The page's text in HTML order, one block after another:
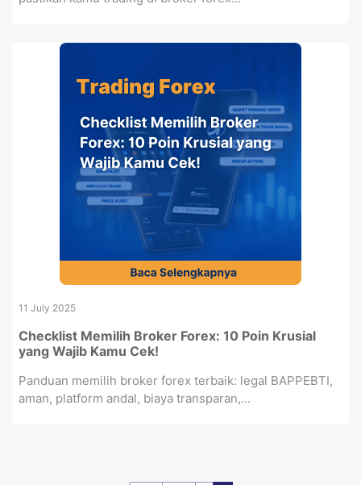
11 July 2025
Checklist Memilih Broker Forex: 10 Poin Krusial
yang Wajib Kamu Cek!
Panduan memilih broker forex terbaik: legal BAPPEBTI,
aman, platform andal, biaya transparan,...